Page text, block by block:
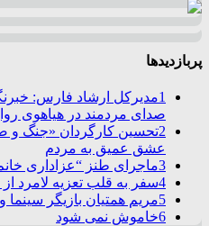
پربازدیدها
1مدیرکل ارشاد فارس:
صدای مردمند در هیاهوی
2تحسین کارگردان «جنگ و
عشق عمیق به مردم
3ماجرای طنز “عزاداری
4سفر به قلب تعزیه لامرد از نگاه ۱۳
5مریم همتیان بازیگر سینما
6خاموش نمی شود